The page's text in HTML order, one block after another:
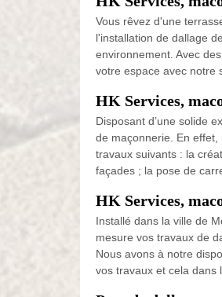
Vous rêvez d'une
l'installation de dallage
environnement. Avec
votre espace avec notre
HK Services,
Disposant d’une solide
de maçonnerie. En effet,
travaux suivants : la
façades ; la pose de
HK Services,
Installé dans la ville de
mesure vos travaux de
Nous avons à notre
vos travaux et cela dans